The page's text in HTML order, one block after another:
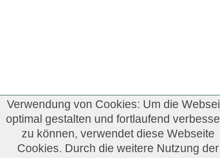
Verwendung von Cookies: Um die
optimal gestalten und fortlaufend
zu können, verwendet diese Webseite
Cookies. Durch die weitere Nutzung der